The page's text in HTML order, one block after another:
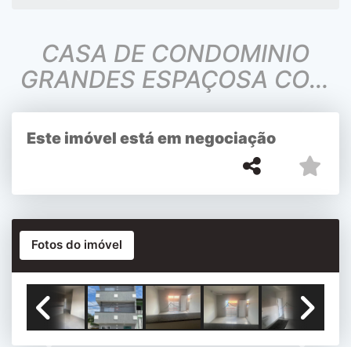
CASA DE CONDOMINIO
GRANDES ESPAÇOSA COM
VARANDA JARDIM SANTA
MARIA
Este imóvel está em negociação
Fotos do imóvel